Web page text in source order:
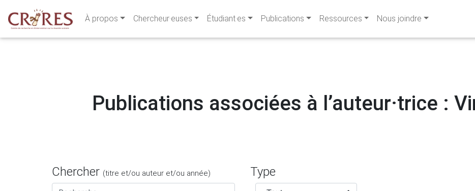
À propos Chercheur·euses Étudiant·es Publications Ressources Nous joindre
Publications associées à l’auteur·trice :
Chercher (titre et/ou auteur et/ou année) Type